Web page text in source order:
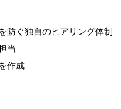
防ぐ独自のヒアリング体制
当
作成